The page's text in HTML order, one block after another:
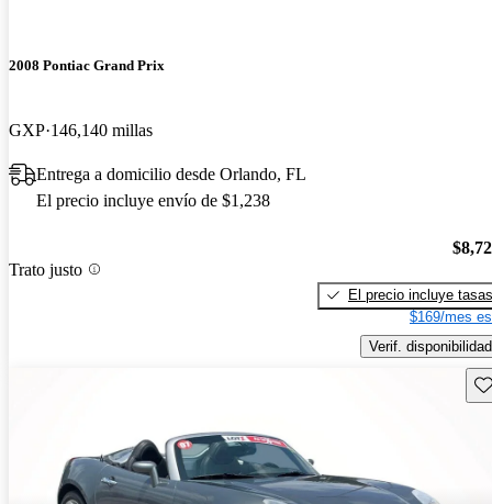
2008 Pontiac Grand Prix
GXP 146,140 millas
Entrega a domicilio desde Orlando, FL
El precio incluye envío de $1,238
Trato justo
El precio incluye tasas
$169/mes
Verif. disponibilidad